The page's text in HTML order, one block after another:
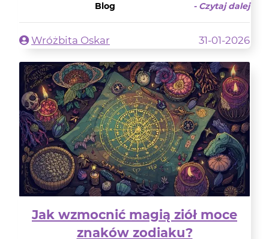
Blog
- Czytaj dalej
Wróżbita Oskar 31-01-2026
Jak wzmocnić magią ziół moce
znaków zodiaku?